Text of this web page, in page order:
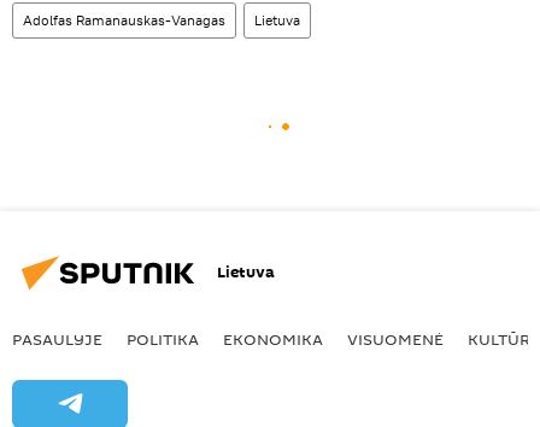
Adolfas Ramanauskas-Vanagas Lietuva
Lietuva
PASAULYJE POLITIKA EKONOMIKA VISUOMENĖ KULTŪRA